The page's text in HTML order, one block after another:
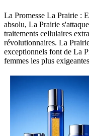
La Promesse La Prairie :
absolu, La Prairie
traitements cellulaires
révolutionnaires. La
exceptionnels font de La
femmes les plus